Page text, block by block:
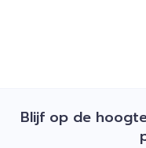
Bij onvakkundig
aangebrachte
Blijf op de